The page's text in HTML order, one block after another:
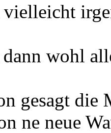
vielleicht
wohl
gesagt die
ne neue